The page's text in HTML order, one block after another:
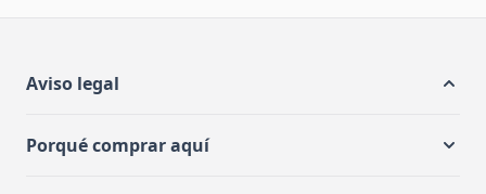
Aviso legal
Porqué comprar aquí